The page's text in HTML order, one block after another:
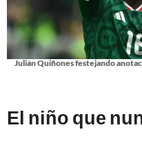
Julián Quiñones festejando
El niño que